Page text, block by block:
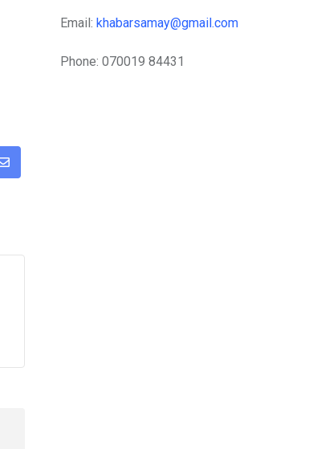
Share
Email: khabarsamay@gmail.com
Phone: 070019 84431